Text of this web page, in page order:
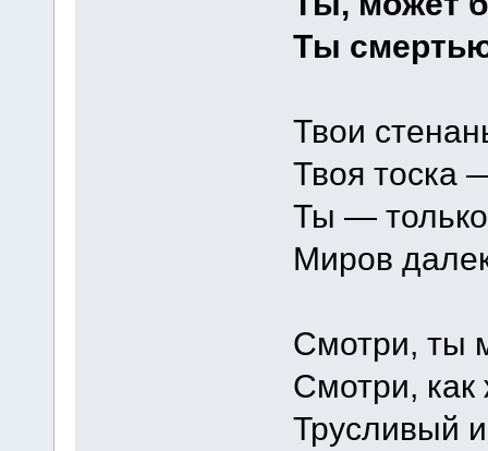
Ты
Твои
Твоя тоска
Ты —
Миров
Смотри, ты
Смотри, как
Трусливый